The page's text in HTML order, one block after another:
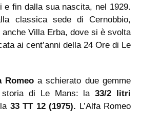
e fin dalla sua nascita, nel 1929.
classica sede di Cernobbio,
anche Villa Erba, dove si è svolta
ai cent’anni della 24 Ore di Le
Romeoa schierato due gemme
storia di Le Mans: la33/2 litri
33 TT 12 (1975). L’Alfa Romeo